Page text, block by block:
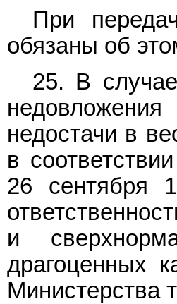
При
обязаны об
25. В
недовложения
недостачи в
в
26 сентября
и
драгоценных
Министерства